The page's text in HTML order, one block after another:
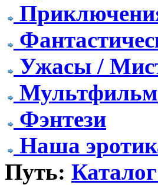
Ужасы /
Мультфильм
Фэнтези
Наша
Путь: